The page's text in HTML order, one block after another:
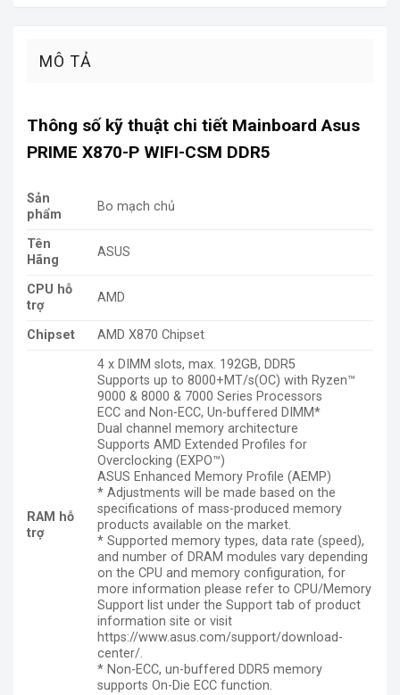
MÔ TẢ
Thông số kỹ thuật chi tiết Mainboard Asus
PRIME X870-P WIFI-CSM DDR5
Sản
phẩm
Bo mạch chủ
Tên
Hãng
ASUS
CPU hỗ
trợ
AMD
Chipset AMD X870 Chipset
RAM hỗ
trợ
4 x DIMM slots, max. 192GB, DDR5
Supports up to 8000+MT/s(OC) with Ryzen™
9000 & 8000 & 7000 Series Processors
ECC and Non-ECC, Un-buffered DIMM*
Dual channel memory architecture
Supports AMD Extended Profiles for
Overclocking (EXPO™)
ASUS Enhanced Memory Profile (AEMP)
* Adjustments will be made based on the
specifications of mass-produced memory
products available on the market.
* Supported memory types, data rate (speed),
and number of DRAM modules vary depending
on the CPU and memory configuration, for
more information please refer to CPU/Memory
Support list under the Support tab of product
information site or visit
https://www.asus.com/support/download-
center/.
* Non-ECC, un-buffered DDR5 memory
supports On-Die ECC function.